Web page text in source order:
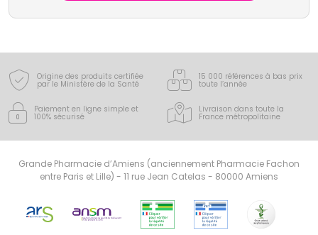
Origine des produits certifiée
par le Ministère de la Santé
15 000 références à bas prix
toute l’année
Paiement en ligne simple et
100% sécurisé
Livraison dans toute la
France métropolitaine
Grande Pharmacie d’Amiens (anciennement Pharmacie Fachon
entre Paris et Lille) - 11 rue Jean Catelas - 80000 Amiens